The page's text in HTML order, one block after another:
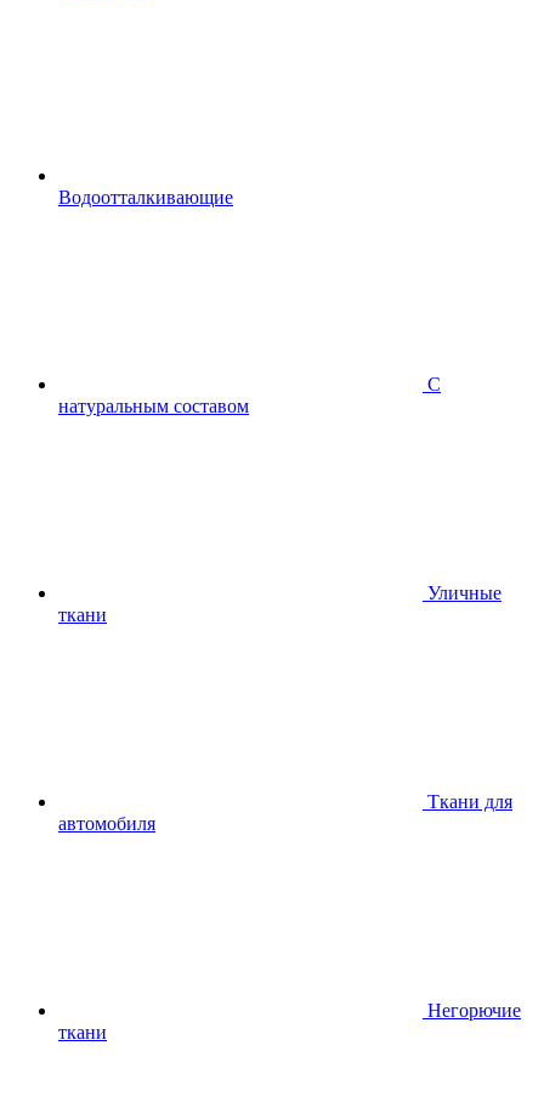
Водоотталкивающие
С
натуральным составом
Уличные
ткани
Ткани для
автомобиля
Негорючие
ткани